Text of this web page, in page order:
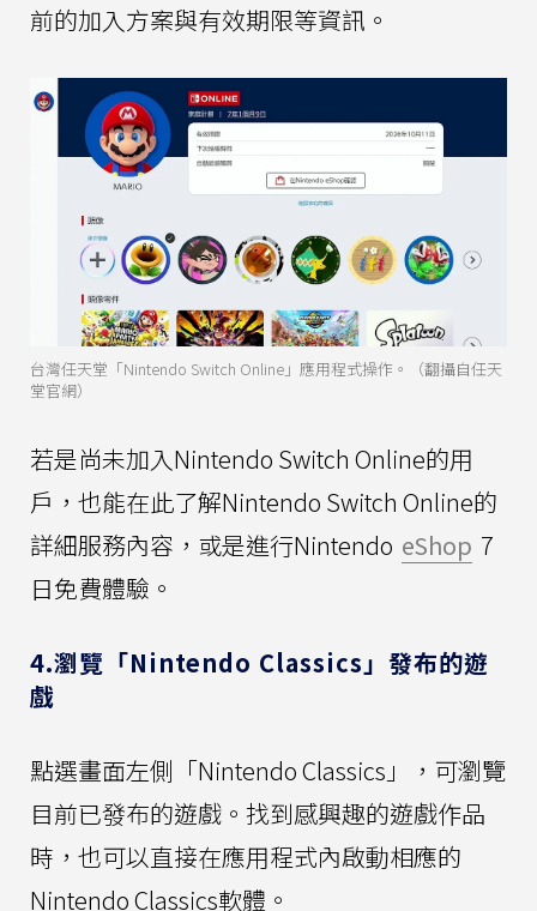
前的加入方案與有效期限等資訊。
台灣任天堂「Nintendo Switch Online」應用程式操作。（翻攝自任天
堂官網）
若是尚未加入Nintendo Switch Online的用
戶，也能在此了解Nintendo Switch Online的
詳細服務內容，或是進行Nintendo eShop 7
日免費體驗。
4.瀏覽「Nintendo Classics」發布的遊
戲
點選畫面左側「Nintendo Classics」，可瀏覽
目前已發布的遊戲。找到感興趣的遊戲作品
時，也可以直接在應用程式內啟動相應的
Nintendo Classics軟體。